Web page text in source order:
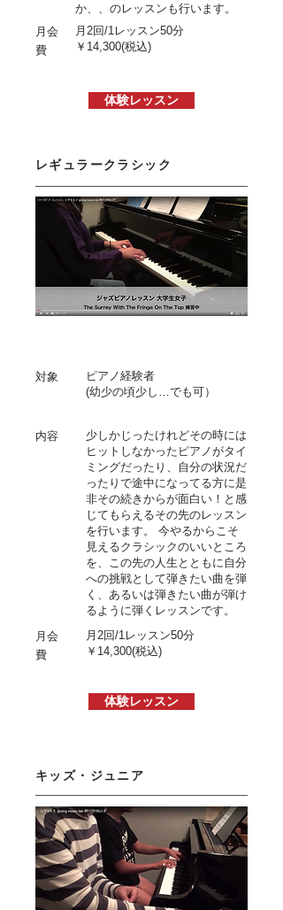
か、、のレッスンも行います。
月会
費
月2回/1レッスン50分
￥14,300(税込)
体験レッスン
レギュラークラシック
対象
ピアノ経験者
(幼少の頃少し…でも可）
内容
少しかじったけれどその時には
ヒットしなかったピアノがタイ
ミングだったり、自分の状況だ
ったりで途中になってる方に是
非その続きからが面白い！と感
じてもらえるその先のレッスン
を行います。 今やるからこそ
見えるクラシックのいいところ
を、この先の人生とともに自分
への挑戦として弾きたい曲を弾
く、あるいは弾きたい曲が弾け
るように弾くレッスンです。
月会
費
月2回/1レッスン50分
￥14,300(税込)
体験レッスン
キッズ・ジュニア